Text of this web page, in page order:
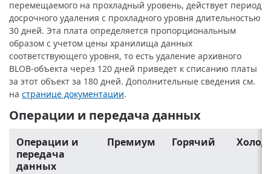
перемещаемого на прохладный уровень, действует период
досрочного удаления с прохладного уровня длительностью
30 дней. Эта плата определяется пропорциональным
образом с учетом цены хранилища данных
соответствующего уровня, то есть удаление архивного
BLOB-объекта через 120 дней приведет к списанию платы
за этот объект за 180 дней. Дополнительные сведения см.
на странице документации.
Операции и передача данных
Операции и
передача
данных
Премиум Горячий